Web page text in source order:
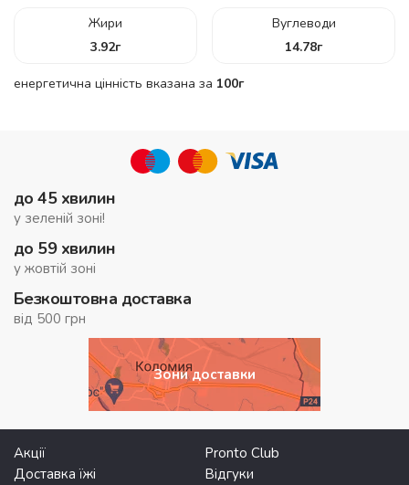
Жири
3.92г
Вуглеводи
14.78г
енергетична цінність вказана за 100г
до 45 хвилин
у зеленій зоні!
до 59 хвилин
у жовтій зоні
Безкоштовна доставка
від 500 грн
Зони доставки
Акції
Pronto Club
Доставка їжі
Відгуки